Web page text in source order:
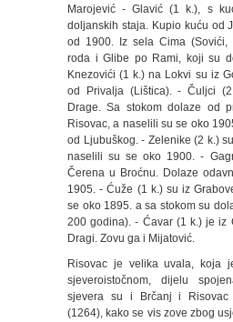
Marojević - Glavić (1 k.), s
doljanskih staja. Kupio kuću od
od 1900. Iz sela Cima (Sovići,
roda i Glibe po Rami, koji su
Knezovići (1 k.) na Lokvi su iz
od Privalja (Lištica). - Čuljci
Drage. Sa stokom dolaze od
Risovac, a naselili su se oko
od Ljubuškog. - Zelenike (2 k.)
naselili su se oko 1900. -
Čerena u Broćnu. Dolaze
1905. - Ćuže (1 k.) su iz
se oko 1895. a sa stokom su
200 godina). - Ćavar (1 k.) je iz
Dragi. Zovu ga i Mijatović.
Risovac je velika uvala, koja
sjeveroistočnom, dijelu
sjevera su i Brčanj i Risovac
(1264), kako se vis zove zbog